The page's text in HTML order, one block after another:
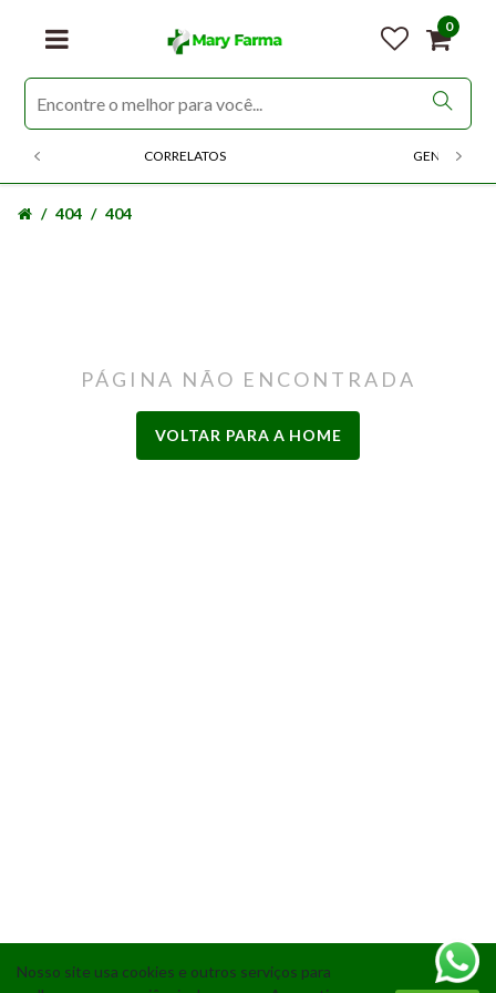
Nosso site usa cookies e outros serviços para
0
CORRELATOS GENERICOS
404 404
PÁGINA NÃO ENCONTRADA
VOLTAR PARA A HOME